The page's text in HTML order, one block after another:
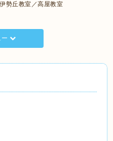
勢丘教室／高屋教室
ー